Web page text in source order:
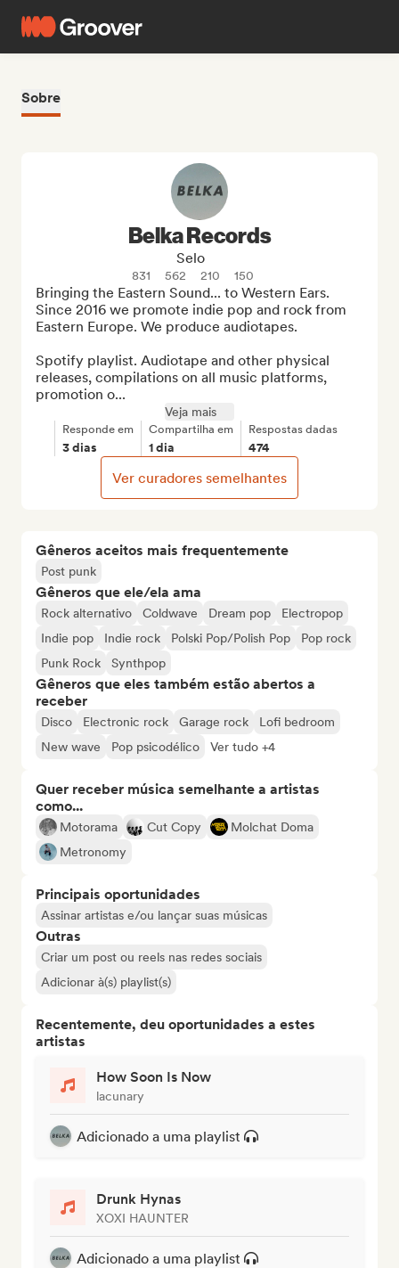
Sobre
Gêneros aceitos mais frequentemente
Post punk
Gêneros que ele/ela ama
Rock alternativo Coldwave Dream pop
Electropop
Indie pop
Indie rock Polski Pop/Polish Pop
Pop rock
Punk Rock
Synthpop
Gêneros que eles também estão abertos a
receber
Disco Electronic rock Garage rock
Lofi bedroom
New wave
Pop psicodélico Ver tudo +4
Quer receber música semelhante a artistas
como...
Motorama Cut Copy
Molchat Doma
Metronomy
Principais oportunidades
Assinar artistas e/ou lançar suas músicas
Outras
Criar um post ou reels nas redes sociais
Adicionar à(s) playlist(s)
Recentemente, deu oportunidades a estes
artistas
How Soon Is Now
lacunary
Adicionado a uma playlist
Drunk Hynas
XOXI HAUNTER
Adicionado a uma playlist
Belka Records
Selo
831 562 210 150
Bringing the Eastern Sound... to Western Ears.
Since 2016 we promote indie pop and rock from
Eastern Europe. We produce audiotapes.
Spotify playlist. Audiotape and other physical
releases, compilations on all music platforms,
promotion o...
Veja mais
Responde em
3 dias
Compartilha em
1 dia
Respostas dadas
474
Ver curadores semelhantes